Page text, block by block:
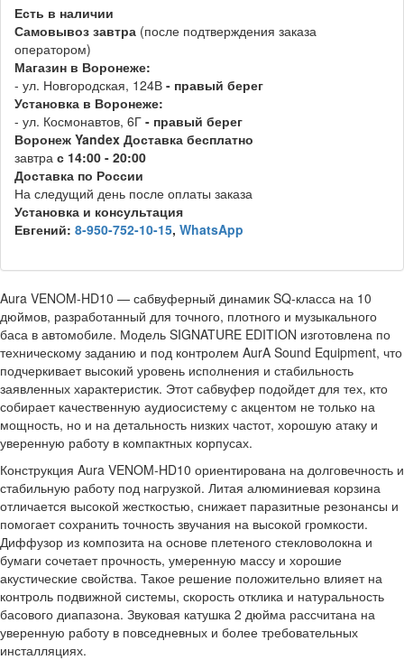
Есть в наличии
Самовывоз завтра (после подтверждения заказа
оператором)
Магазин в Воронеже:
- ул. Новгородская, 124В - правый берег
Установка в Воронеже:
- ул. Космонавтов, 6Г - правый берег
Воронеж Yandex Доставка бесплатно
завтра с 14:00 - 20:00
Доставка по России
На следущий день после оплаты заказа
Установка и консультация
Евгений: 8-950-752-10-15, WhatsApp
Aura VENOM-HD10 — сабвуферный динамик SQ-класса на 10
дюймов, разработанный для точного, плотного и музыкального
баса в автомобиле. Модель SIGNATURE EDITION изготовлена по
техническому заданию и под контролем AurA Sound Equipment, что
подчеркивает высокий уровень исполнения и стабильность
заявленных характеристик. Этот сабвуфер подойдет для тех, кто
собирает качественную аудиосистему с акцентом не только на
мощность, но и на детальность низких частот, хорошую атаку и
уверенную работу в компактных корпусах.
Конструкция Aura VENOM-HD10 ориентирована на долговечность и
стабильную работу под нагрузкой. Литая алюминиевая корзина
отличается высокой жесткостью, снижает паразитные резонансы и
помогает сохранить точность звучания на высокой громкости.
Диффузор из композита на основе плетеного стекловолокна и
бумаги сочетает прочность, умеренную массу и хорошие
акустические свойства. Такое решение положительно влияет на
контроль подвижной системы, скорость отклика и натуральность
басового диапазона. Звуковая катушка 2 дюйма рассчитана на
уверенную работу в повседневных и более требовательных
инсталляциях.